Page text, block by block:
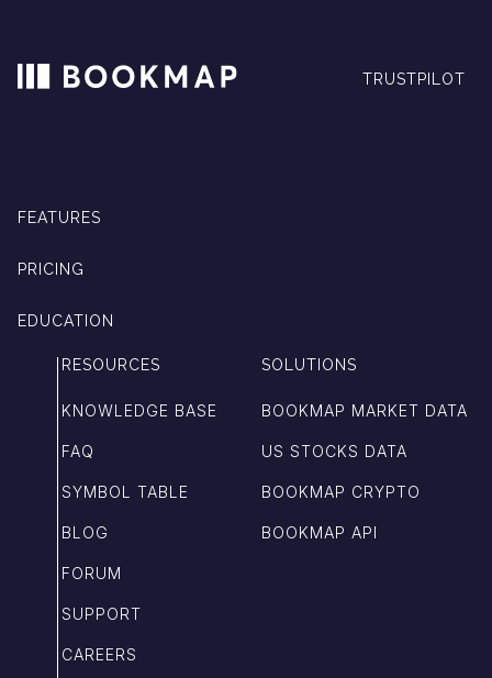
TRUSTPILOT
FEATURES
PRICING
EDUCATION
RESOURCES
KNOWLEDGE BASE
FAQ
SYMBOL TABLE
BLOG
FORUM
SUPPORT
CAREERS
SOLUTIONS
BOOKMAP MARKET DATA
US STOCKS DATA
BOOKMAP CRYPTO
BOOKMAP API